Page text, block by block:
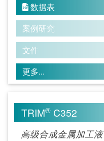
 数据表
案例研究
文件
更多...
TRIM® C352
高级合成金属加工液